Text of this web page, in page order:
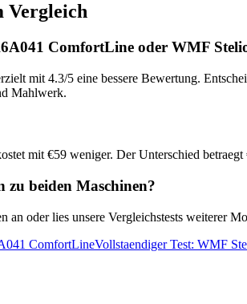
Vergleich
ComfortLine oder WMF
mit 4.3/5 eine bessere Bewertung.
Mahlwerk.
mit €59 weniger. Der Unterschied betraegt
zu beiden Maschinen?
an oder lies unsere Vergleichstests weiterer
ComfortLineVollstaendiger Test: WMF